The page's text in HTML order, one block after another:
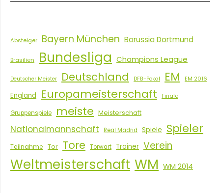
Absteiger Bayern München Borussia Dortmund
Brasilien Bundesliga Champions League
Deutscher Meister Deutschland DFB-Pokal EM EM 2016
England Europameisterschaft Finale
Gruppenspiele meiste Meisterschaft
Nationalmannschaft Real Madrid Spiele Spieler
Teilnahme Tor Tore Torwart Trainer Verein
Weltmeisterschaft WM WM 2014